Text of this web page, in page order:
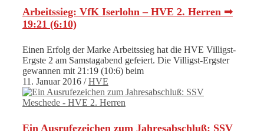
Arbeitssieg: VfK Iserlohn – HVE 2. Herren ➟
19:21 (6:10)
Einen Erfolg der Marke Arbeitssieg hat die HVE Villigst-
Ergste 2 am Samstagabend gefeiert. Die Villigst-Ergster
gewannen mit 21:19 (10:6) beim
11. Januar 2016 /HVE
Ein Ausrufezeichen zum Jahresabschluß: SSV